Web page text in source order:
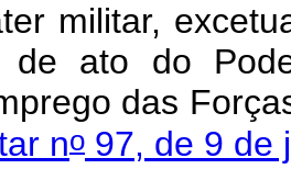
militar,
de ato do
das
no 97, de 9 de